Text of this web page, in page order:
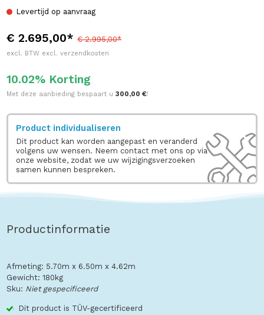
Levertijd op aanvraag
€ 2.695,00*€ 2.995,00*
excl. BTW excl. verzendkosten
10.02% Korting
Met deze aanbieding bespaart u300,00 €!
Product individualiseren
Dit product kan worden aangepast en veranderd
volgens uw wensen. Neem contact met ons op via
onze website, zodat we uw wijzigingsverzoeken
samen kunnen bespreken.
Productinformatie
Afmeting: 5.70m x 6.50m x 4.62m
Gewicht: 180kg
Sku: Niet gespecificeerd
Dit product is TÜV-gecertificeerd